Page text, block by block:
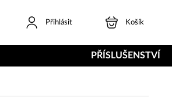
Přihlásit Košík
PŘÍSLUŠENSTVÍ